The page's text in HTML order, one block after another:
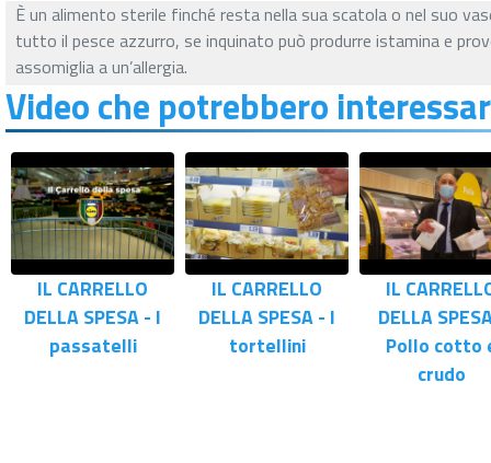
È un alimento sterile finché resta nella sua scatola o nel suo
tutto il pesce azzurro, se inquinato può produrre istamina e
assomiglia a un’allergia.
Video che potrebbero
IL CARRELLO
DELLA SPESA - I
passatelli
IL CARRELLO
DELLA SPESA - I
tortellini
IL
DELLA
Pollo cotto
crudo